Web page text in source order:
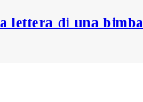
lettera di una